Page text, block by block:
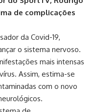
de complicações
da Covid-19,
o sistema nervoso.
mais intensas
Assim, estima-se
com o novo